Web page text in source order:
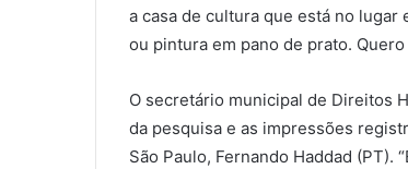
a casa de cultura que está no
ou pintura em pano de prato.
O secretário municipal de Direitos
da pesquisa e as impressões
São Paulo, Fernando Haddad